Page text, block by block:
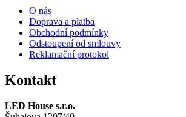
O nás
Doprava a platba
Obchodní podmínky
Odstoupení od smlouvy
Reklamační protokol
Kontakt
LED House s.r.o.